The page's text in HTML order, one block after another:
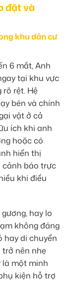
đặt và
khu dân cư
6 mắt, Anh
tại khu vực
rệt. Hệ
bén và chính
vật ở cả
ích khi anh
hoặc có
hiển thị
cảnh báo trực
khi điều
hay lo
không đáng
hay di chuyển
nên nhẹ
là một minh
kiện hỗ trợ